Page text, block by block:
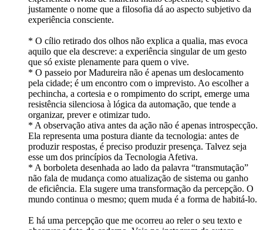
justamente o nome que a filosofia dá ao aspecto subjetivo da
experiência consciente.
* O cílio retirado dos olhos não explica a qualia, mas evoca
aquilo que ela descreve: a experiência singular de um gesto
que só existe plenamente para quem o vive.
* O passeio por Madureira não é apenas um deslocamento
pela cidade; é um encontro com o imprevisto. Ao escolher a
pechincha, a cortesia e o rompimento do script, emerge uma
resistência silenciosa à lógica da automação, que tende a
organizar, prever e otimizar tudo.
* A observação ativa antes da ação não é apenas introspecção.
Ela representa uma postura diante da tecnologia: antes de
produzir respostas, é preciso produzir presença. Talvez seja
esse um dos princípios da Tecnologia Afetiva.
* A borboleta desenhada ao lado da palavra “transmutação”
não fala de mudança como atualização de sistema ou ganho
de eficiência. Ela sugere uma transformação da percepção. O
mundo continua o mesmo; quem muda é a forma de habitá-lo.
E há uma percepção que me ocorreu ao reler o seu texto e